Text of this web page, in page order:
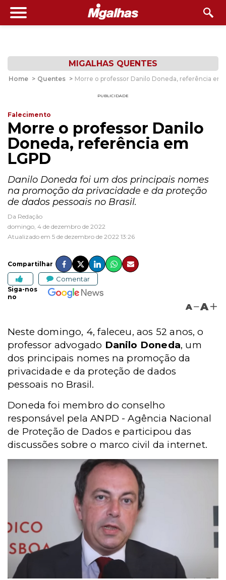
MIGALHAS QUENTES
Home > Quentes > Morre o professor Danilo Doneda, referência em
PUBLICIDADE
Falecimento
Morre o professor Danilo
Doneda, referência em
LGPD
Danilo Doneda foi um dos principais nomes
na promoção da privacidade e da proteção
de dados pessoais no Brasil.
Da Redação
domingo, 4 de dezembro de 2022
Atualizado em 5 de dezembro de 2022 13:26
Compartilhar
Comentar
Siga-nos
no
A A
Neste domingo, 4, faleceu, aos 52 anos, o
professor advogado Danilo Doneda, um
dos principais nomes na promoção da
privacidade e da proteção de dados
pessoais no Brasil.
Doneda foi membro do conselho
responsável pela ANPD - Agência Nacional
de Proteção de Dados e participou das
discussões sobre o marco civil da internet.